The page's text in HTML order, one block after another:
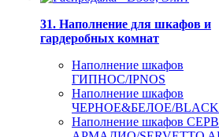
31. Наполнение для шкафов и
гардеробных комнат
Наполнение шкафов
ГИПНОС/IPNOS
Наполнение шкафов
ЧЕРНОЕ&БЕЛОЕ/
Наполнение шкафов